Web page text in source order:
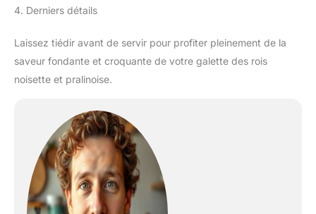
4. Derniers détails
Laissez tiédir avant de servir pour profiter pleinement de la
saveur fondante et croquante de votre galette des rois
noisette et pralinoise.